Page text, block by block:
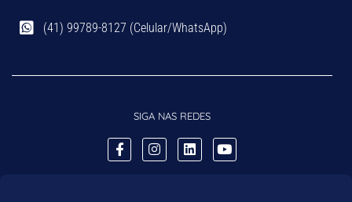
(41) 99789-8127 (Celular/WhatsApp)
SIGA NAS REDES